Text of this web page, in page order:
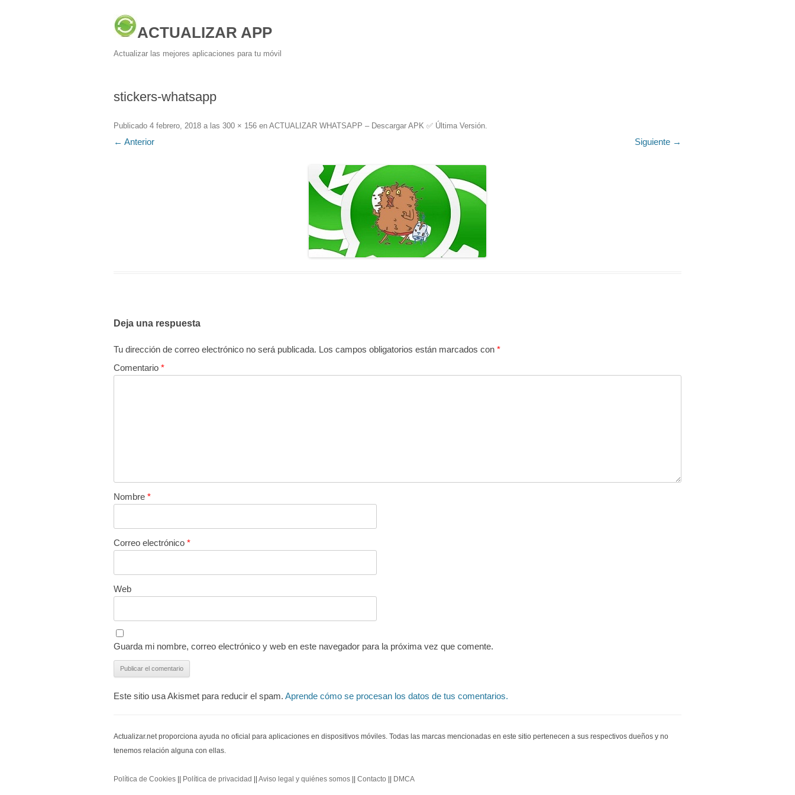
ACTUALIZAR APP
Actualizar las mejores aplicaciones para tu móvil
stickers-whatsapp
Publicado 4 febrero, 2018 a las 300 × 156 en ACTUALIZAR WHATSAPP – Descargar APK ✅️ Última Versión.
← Anterior Siguiente →
Deja una respuesta
Tu dirección de correo electrónico no será publicada. Los campos obligatorios están marcados con *
Comentario *
Nombre *
Correo electrónico *
Web
Guarda mi nombre, correo electrónico y web en este navegador para la próxima vez que comente.
Este sitio usa Akismet para reducir el spam. Aprende cómo se procesan los datos de tus comentarios.
Actualizar.net proporciona ayuda no oficial para aplicaciones en dispositivos móviles. Todas las marcas mencionadas en este sitio pertenecen a sus respectivos dueños y no
tenemos relación alguna con ellas.
Política de Cookies Política de privacidad Aviso legal y quiénes somos Contacto DMCA